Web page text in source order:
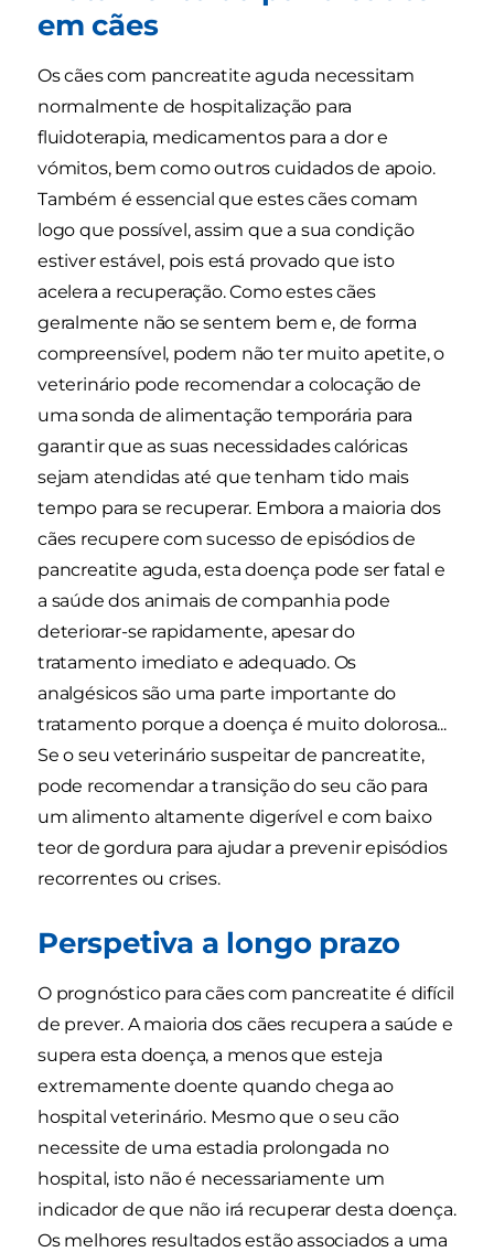
em cães
Os cães com pancreatite aguda necessitam
normalmente de hospitalização para
fluidoterapia, medicamentos para a dor e
vómitos, bem como outros cuidados de apoio.
Também é essencial que estes cães comam
logo que possível, assim que a sua condição
estiver estável, pois está provado que isto
acelera a recuperação. Como estes cães
geralmente não se sentem bem e, de forma
compreensível, podem não ter muito apetite, o
veterinário pode recomendar a colocação de
uma sonda de alimentação temporária para
garantir que as suas necessidades calóricas
sejam atendidas até que tenham tido mais
tempo para se recuperar. Embora a maioria dos
cães recupere com sucesso de episódios de
pancreatite aguda, esta doença pode ser fatal e
a saúde dos animais de companhia pode
deteriorar-se rapidamente, apesar do
tratamento imediato e adequado. Os
analgésicos são uma parte importante do
tratamento porque a doença é muito dolorosa...
Se o seu veterinário suspeitar de pancreatite,
pode recomendar a transição do seu cão para
um alimento altamente digerível e com baixo
teor de gordura para ajudar a prevenir episódios
recorrentes ou crises.
Perspetiva a longo prazo
O prognóstico para cães com pancreatite é difícil
de prever. A maioria dos cães recupera a saúde e
supera esta doença, a menos que esteja
extremamente doente quando chega ao
hospital veterinário. Mesmo que o seu cão
necessite de uma estadia prolongada no
hospital, isto não é necessariamente um
indicador de que não irá recuperar desta doença.
Os melhores resultados estão associados a uma